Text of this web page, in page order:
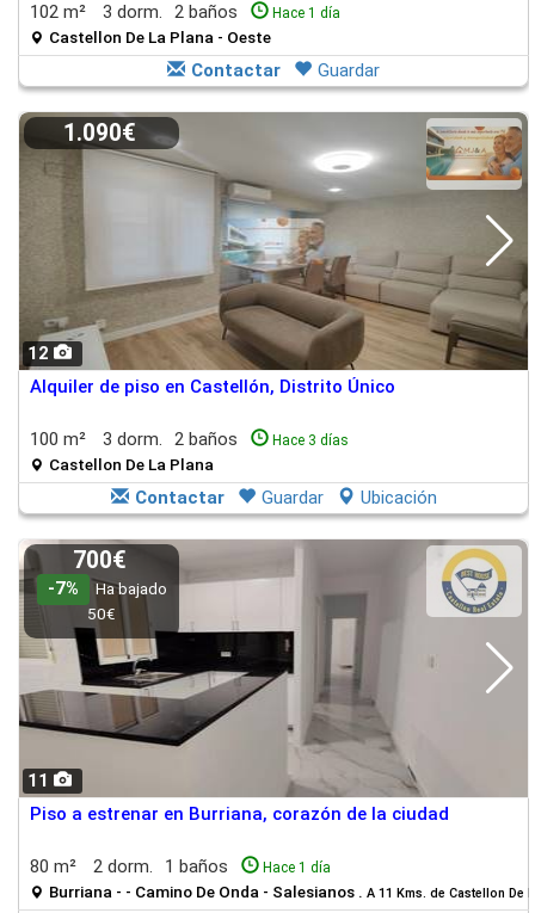
102 m² 3 dorm. 2 baños Hace 1 día
Castellon De La Plana - Oeste
Contactar Guardar
12
1.090€
Alquiler de piso en Castellón, Distrito Único
100 m² 3 dorm. 2 baños Hace 3 días
Castellon De La Plana
Contactar Guardar Ubicación
11
700€
-7%
Ha bajado
50€
Piso a estrenar en Burriana, corazón de la ciudad
80 m² 2 dorm. 1 baños Hace 1 día
Burriana - - Camino De Onda - Salesianos . A 11 Kms. de Castellon De